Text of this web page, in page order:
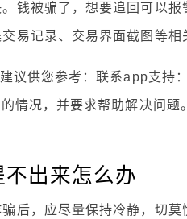
钱被骗了，想要追回可以
易记录、交易界面截图等相
议供您参考：联系app支持
情况，并要求帮助解决问
出来怎么办
后，应尽量保持冷静，切